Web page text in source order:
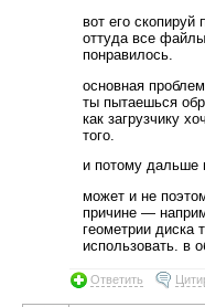
вот его
оттуда все
понравилось.
основная
ты пытаешься
как загрузчику
того.
и потому дальше
может и не
причине —
геометрии диска
использовать. в
Ответить